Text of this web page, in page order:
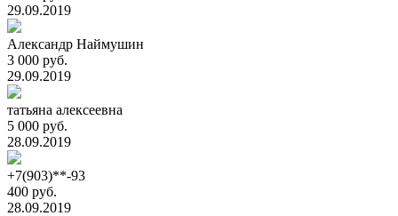
29.09.2019
Александр Наймушин
3 000 руб.
29.09.2019
татьяна алексеевна
5 000 руб.
28.09.2019
+7(903)**-93
400 руб.
28.09.2019